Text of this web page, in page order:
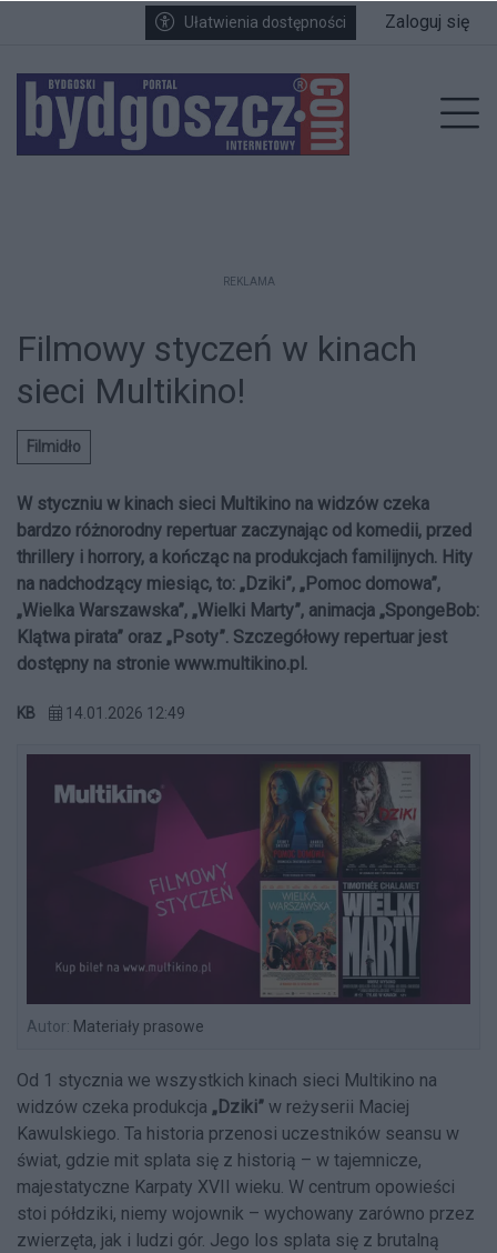
Przejdź do głównych treści
Przejdź do wyszukiwarki
Przejdź do głównego menuUłatwienia dostępności Zaloguj się
REKLAMA
Filmowy styczeń w kinach
sieci Multikino!
Filmidło
W styczniu w kinach sieci Multikino na widzów czeka
bardzo różnorodny repertuar zaczynając od komedii, przed
thrillery i horrory, a kończąc na produkcjach familijnych. Hity
na nadchodzący miesiąc, to: „Dziki”, „Pomoc domowa”,
„Wielka Warszawska”, „Wielki Marty”, animacja „SpongeBob:
Klątwa pirata” oraz „Psoty”. Szczegółowy repertuar jest
dostępny na stronie www.multikino.pl.
KB 14.01.2026 12:49
Autor: Materiały prasowe
Od 1 stycznia we wszystkich kinach sieci Multikino na
widzów czeka produkcja „Dziki” w reżyserii Maciej
Kawulskiego. Ta historia przenosi uczestników seansu w
świat, gdzie mit splata się z historią – w tajemnicze,
majestatyczne Karpaty XVII wieku. W centrum opowieści
stoi półdziki, niemy wojownik – wychowany zarówno przez
zwierzęta, jak i ludzi gór. Jego los splata się z brutalną